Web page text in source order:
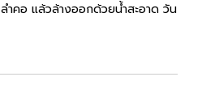
ำคอ แล้วล้างออกด้วยน้ำสะอาด วัน